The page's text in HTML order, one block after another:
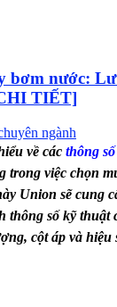
bơm nước:
TIẾT]
ngành
về các thông
trong việc chọn
Union sẽ cung
thông số kỹ thuật
cột áp và hiệu